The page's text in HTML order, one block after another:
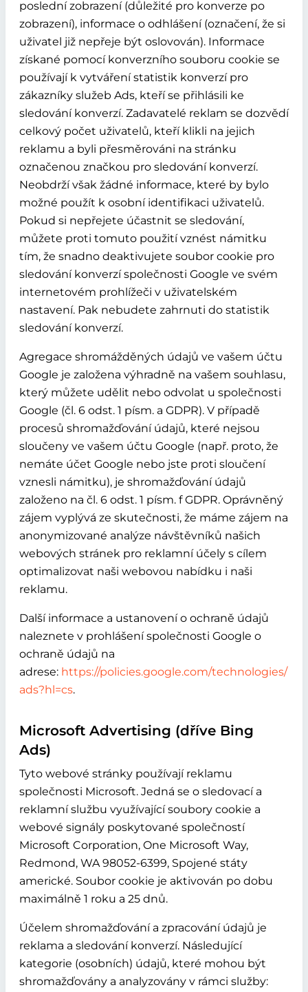
poslední zobrazení (důležité pro konverze po
zobrazení), informace o odhlášení (označení, že si
uživatel již nepřeje být oslovován). Informace
získané pomocí konverzního souboru cookie se
používají k vytváření statistik konverzí pro
zákazníky služeb Ads, kteří se přihlásili ke
sledování konverzí. Zadavatelé reklam se dozvědí
celkový počet uživatelů, kteří klikli na jejich
reklamu a byli přesměrováni na stránku
označenou značkou pro sledování konverzí.
Neobdrží však žádné informace, které by bylo
možné použít k osobní identifikaci uživatelů.
Pokud si nepřejete účastnit se sledování,
můžete proti tomuto použití vznést námitku
tím, že snadno deaktivujete soubor cookie pro
sledování konverzí společnosti Google ve svém
internetovém prohlížeči v uživatelském
nastavení. Pak nebudete zahrnuti do statistik
sledování konverzí.
Agregace shromážděných údajů ve vašem účtu
Google je založena výhradně na vašem souhlasu,
který můžete udělit nebo odvolat u společnosti
Google (čl. 6 odst. 1 písm. a GDPR). V případě
procesů shromažďování údajů, které nejsou
sloučeny ve vašem účtu Google (např. proto, že
nemáte účet Google nebo jste proti sloučení
vznesli námitku), je shromažďování údajů
založeno na čl. 6 odst. 1 písm. f GDPR. Oprávněný
zájem vyplývá ze skutečnosti, že máme zájem na
anonymizované analýze návštěvníků našich
webových stránek pro reklamní účely s cílem
optimalizovat naši webovou nabídku i naši
reklamu.
Další informace a ustanovení o ochraně údajů
naleznete v prohlášení společnosti Google o
ochraně údajů na
adrese: https://policies.google.com/technologies/
ads?hl=cs.
Microsoft Advertising (dříve Bing
Ads)
Tyto webové stránky používají reklamu
společnosti Microsoft. Jedná se o sledovací a
reklamní službu využívající soubory cookie a
webové signály poskytované společností
Microsoft Corporation, One Microsoft Way,
Redmond, WA 98052-6399, Spojené státy
americké. Soubor cookie je aktivován po dobu
maximálně 1 roku a 25 dnů.
Účelem shromažďování a zpracování údajů je
reklama a sledování konverzí. Následující
kategorie (osobních) údajů, které mohou být
shromažďovány a analyzovány v rámci služby: